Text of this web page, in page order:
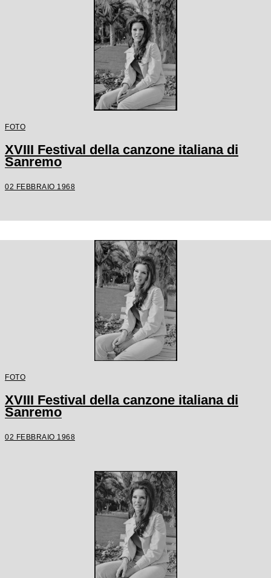
FOTO
XVIII Festival della canzone italiana di
Sanremo
02 FEBBRAIO 1968
FOTO
XVIII Festival della canzone italiana di
Sanremo
02 FEBBRAIO 1968